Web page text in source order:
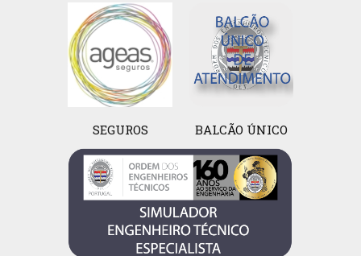
SEGUROS BALCÃO ÚNICO